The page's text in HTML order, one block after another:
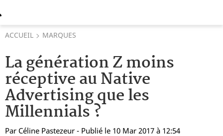
ACCUEIL MARQUES
La génération Z moins
réceptive au Native
Advertising que les
Millennials ?
Par Céline Pastezeur - Publié le 10 Mar 2017 à 12:54